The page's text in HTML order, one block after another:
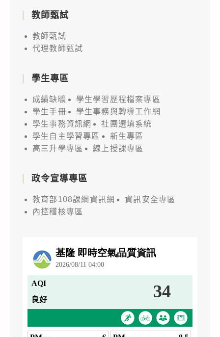
教師甄試
教師甄試
代理教師甄試
學生專區
成績缺曠
學生學習歷程檔案專區
學生手冊
學生事務與轉導工作網
學生事務資訊網
社團選填系統
學生自主學習專區
新生專區
高三升學專區
線上授課專區
政令宣導專區
教育部108課綱資訊網
資訊安全專區
內控稽核專區